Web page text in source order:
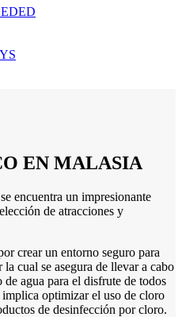
EN MALASIA
encuentra un impresionante
de atracciones y
crear un entorno seguro para
cual se asegura de llevar a cabo
agua para el disfrute de todos
optimizar el uso de cloro
de desinfección por cloro.